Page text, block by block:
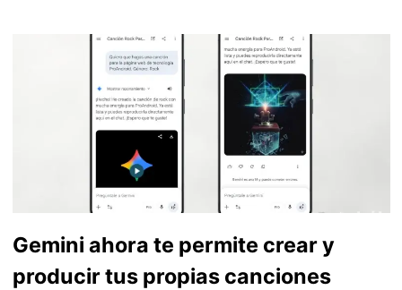
Gemini ahora te permite crear y
producir tus propias canciones